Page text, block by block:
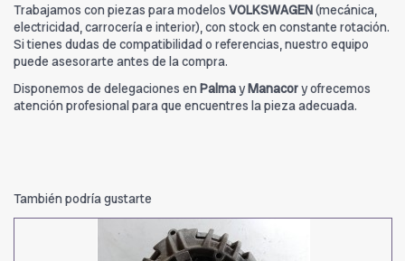
Trabajamos con piezas para modelos VOLKSWAGEN(mecánica,
electricidad, carrocería e interior), con stock en constante rotación.
Si tienes dudas de compatibilidad o referencias, nuestro equipo
puede asesorarte antes de la compra.
Disponemos de delegaciones en PalmayManacory ofrecemos
atención profesional para que encuentres la pieza adecuada.
También podría gustarte